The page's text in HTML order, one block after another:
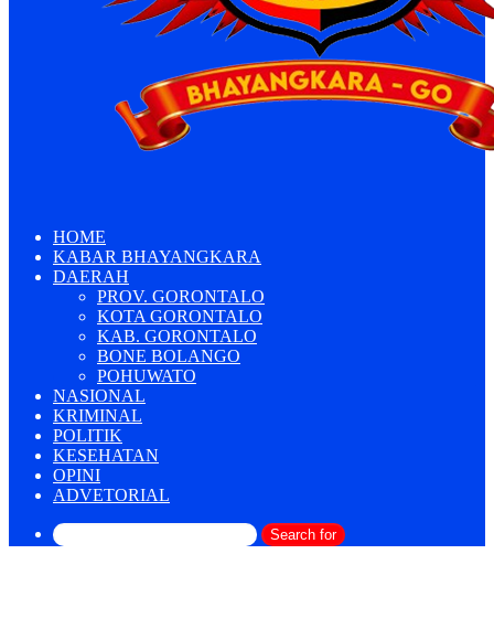
HOME
KABAR BHAYANGKARA
DAERAH
PROV. GORONTALO
KOTA GORONTALO
KAB. GORONTALO
BONE BOLANGO
POHUWATO
NASIONAL
KRIMINAL
POLITIK
KESEHATAN
OPINI
ADVETORIAL
Search for